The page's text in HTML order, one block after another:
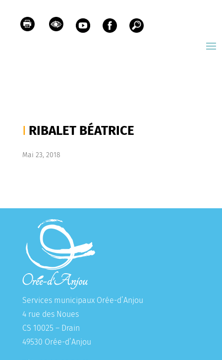
RIBALET BÉATRICE
Mai 23, 2018
Services municipaux Orée-d’Anjou
4 rue des Noues
CS 10025 – Drain
49530 Orée-d’Anjou